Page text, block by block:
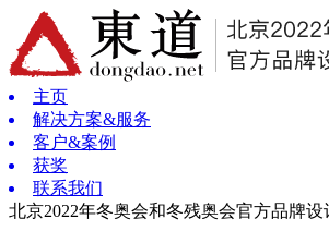
主页
解决方案&服务
客户&案例
获奖
联系我们
北京2022年冬奥会和冬残奥会官方品牌